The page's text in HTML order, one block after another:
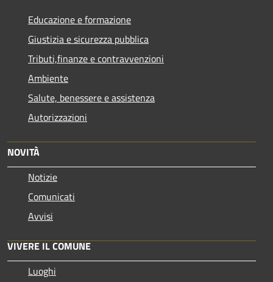
Educazione e formazione
Giustizia e sicurezza pubblica
Tributi,finanze e contravvenzioni
Ambiente
Salute, benessere e assistenza
Autorizzazioni
NOVITÀ
Notizie
Comunicati
Avvisi
VIVERE IL COMUNE
Luoghi